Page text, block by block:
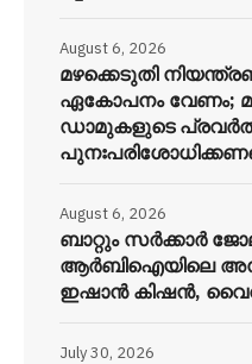
മഴക്കെടുതി
ഏകോപനം വേണം;
ഡാമുകളുടെ
August 6, 2026
ബാറ്റും സർക്കാർ
ആർബിഐയിലെ
ഇഷാൻ കിഷൻ,
August 6, 2026
July 30, 2026